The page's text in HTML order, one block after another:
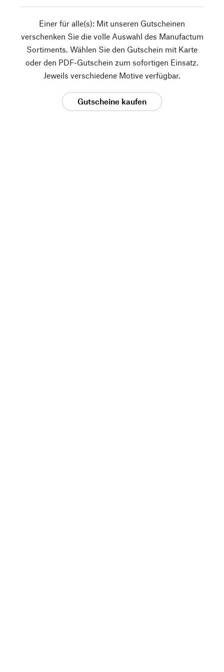
Einer für alle(s): Mit unseren Gutscheinen
verschenken Sie die volle Auswahl des Manufactum
Sortiments. Wählen Sie den Gutschein mit Karte
oder den PDF-Gutschein zum sofortigen Einsatz.
Jeweils verschiedene Motive verfügbar.
Gutscheine kaufen